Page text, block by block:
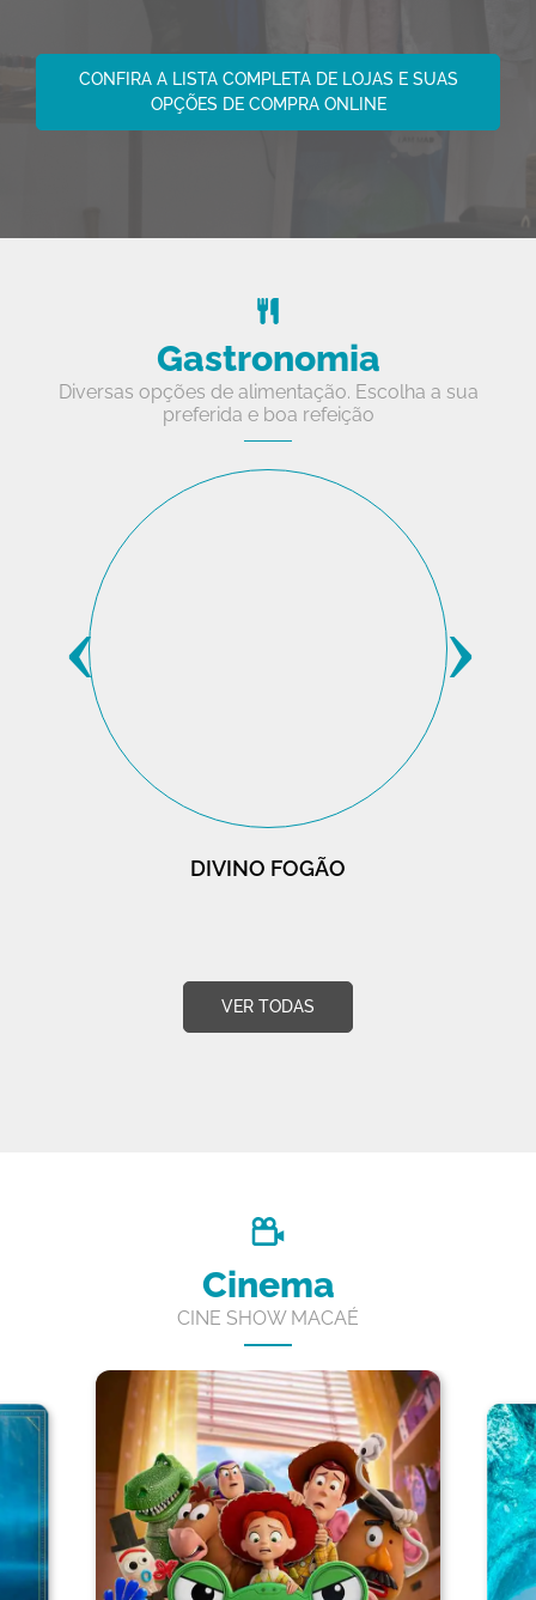
CONFIRA A LISTA COMPLETA DE LOJAS E SUAS
OPÇÕES DE COMPRA ONLINE
Gastronomia
Diversas opções de alimentação. Escolha a sua
preferida e boa refeição
DIVINO FOGÃO
‹ ›
VER TODAS
Cinema
CINE SHOW MACAÉ